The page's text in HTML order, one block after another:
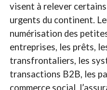
visent à relever
urgents du continent.
numérisation des
entreprises, les prêts,
transfrontaliers, les
transactions B2B, les
commerce social,